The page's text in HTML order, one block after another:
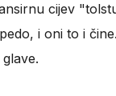
cijev
i oni to i